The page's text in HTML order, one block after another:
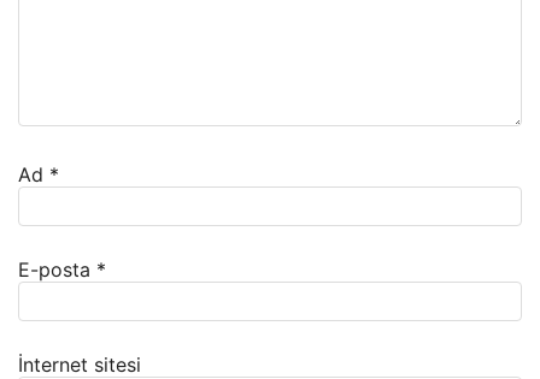
Ad *
E-posta *
İnternet sitesi